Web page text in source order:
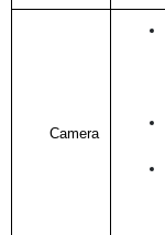
Camera